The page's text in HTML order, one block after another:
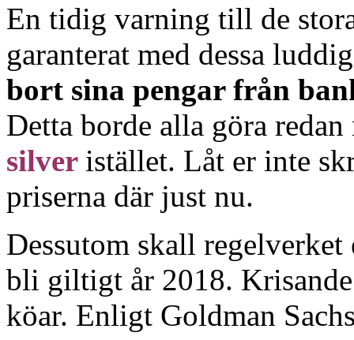
En tidig varning till de
garanterat med dessa
bort sina pengar från
Detta borde alla göra
silver istället. Låt er inte
priserna där just nu.
Dessutom skall
bli giltigt år 2018.
köar. Enligt Goldman